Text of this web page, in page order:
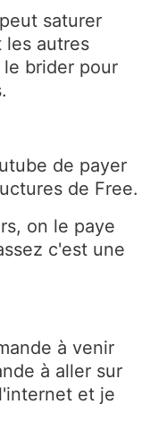
saturer
les autres
brider pour
de payer
de Free.
on le paye
c'est une
à venir
à aller sur
et je